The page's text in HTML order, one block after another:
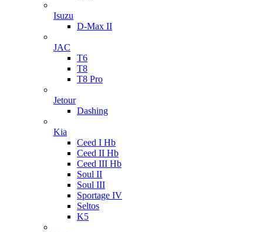
Isuzu
D-Max II
JAC
T6
T8
T8 Pro
Jetour
Dashing
Kia
Ceed I Hb
Ceed II Hb
Ceed III Hb
Soul II
Soul III
Sportage IV
Seltos
K5